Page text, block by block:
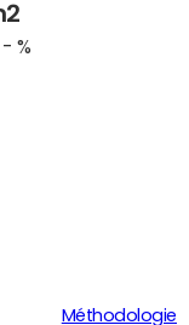
- %
Méthodologie